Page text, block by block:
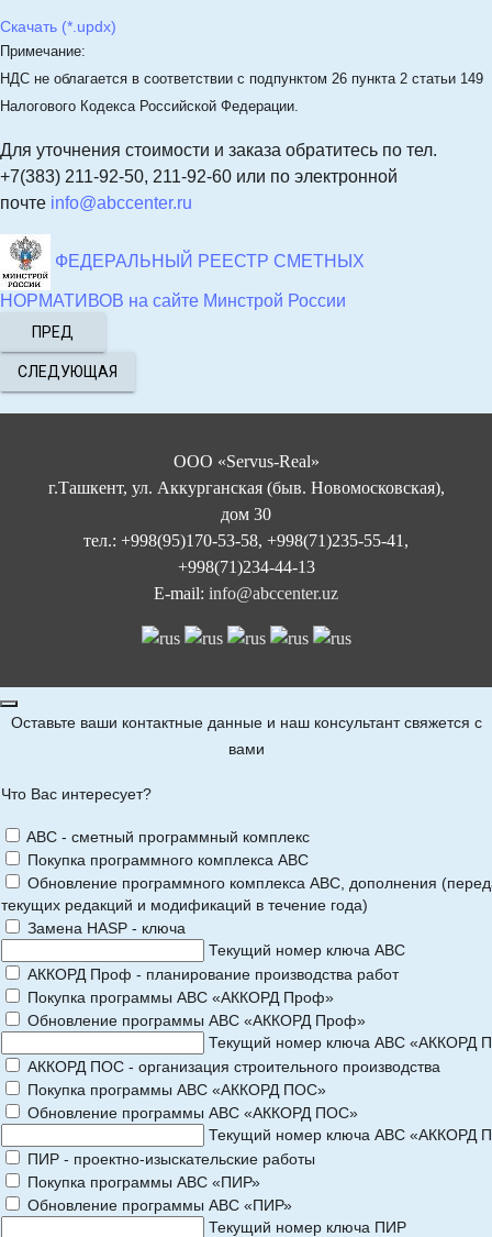
Скачать (*.updx)
Примечание:
НДС не облагается в соответствии с подпунктом 26 пункта 2 статьи 149
Налогового Кодекса Российской Федерации.
Для уточнения стоимости и заказа обратитесь по тел.
+7(383) 211-92-50, 211-92-60 или по электронной
почте info@abccenter.ru
ФЕДЕРАЛЬНЫЙ РЕЕСТР СМЕТНЫХ
НОРМАТИВОВ на сайте Минстрой России
ПРЕД
СЛЕДУЮЩАЯ
ООО «Servus-Real»
г.Ташкент, ул. Аккурганская (быв. Новомосковская),
дом 30
тел.: +998(95)170-53-58, +998(71)235-55-41,
+998(71)234-44-13
E-mail: info@abccenter.uz
Оставьте ваши контактные данные и наш консультант свяжется с
вами
Что Вас интересует?
ABC - сметный программный комплекс
Покупка программного комплекса АВС
Обновление программного комплекса АВС, дополнения
текущих редакций и модификаций в течение года)
Замена HASP - ключа
Текущий номер ключа АВС
АККОРД Проф - планирование производства работ
Покупка программы АВС «АККОРД Проф»
Обновление программы АВС «АККОРД Проф»
Текущий номер ключа АВС «АККОРД
АККОРД ПОС - организация строительного производства
Покупка программы АВС «АККОРД ПОС»
Обновление программы АВС «АККОРД ПОС»
Текущий номер ключа АВС «АККОРД
ПИР - проектно-изыскательские работы
Покупка программы АВС «ПИР»
Обновление программы АВС «ПИР»
Текущий номер ключа ПИР